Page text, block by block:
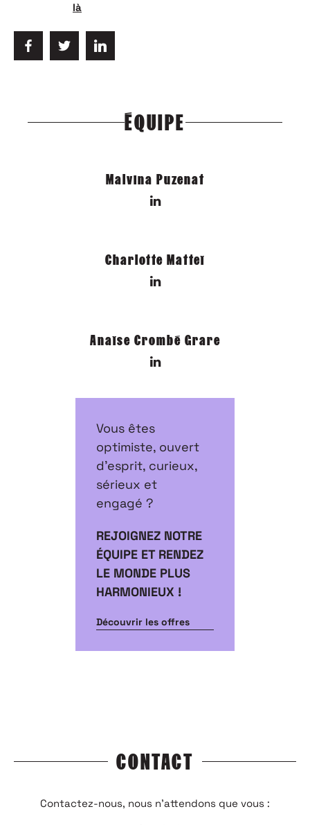
là
ÉQUIPE
Malvina Puzenat
Charlotte Matteï
Anaïse Crombé Grare
Vous êtes
optimiste, ouvert
d’esprit, curieux,
sérieux et
engagé ?
REJOIGNEZ NOTRE
ÉQUIPE ET RENDEZ
LE MONDE PLUS
HARMONIEUX !
Découvrir les offres
CONTACT
Contactez-nous, nous n’attendons que vous :